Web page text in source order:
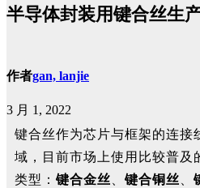
半导体封装用键合丝生
作者gan, lanjie
3 月 1, 2022
键合丝作为芯片与框架的连接
域，
目前市场上使用比较普及
类型： 键合金丝 键合铜丝